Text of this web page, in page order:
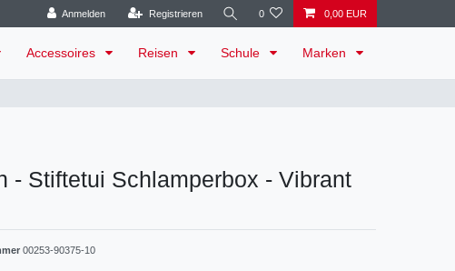
Anmelden Registrieren 0 0,00 EUR
Accessoires Reisen Schule Marken
- Stiftetui Schlamperbox - Vibrant
00253-90375-10